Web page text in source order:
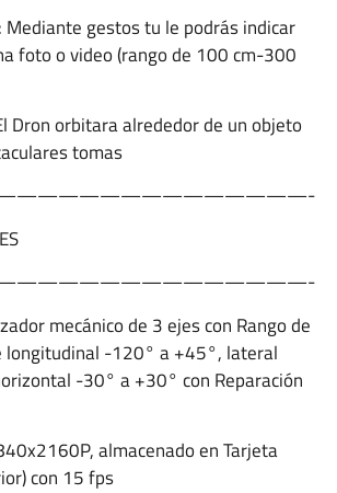
Mediante gestos tu le podrás indicar
foto o video (rango de 100 cm-300
Dron orbitara alrededor de un objeto
tomas
mecánico de 3 ejes con Rango de
longitudinal -120° a +45°, lateral
-30° a +30° con Reparación
almacenado en Tarjeta
con 15 fps